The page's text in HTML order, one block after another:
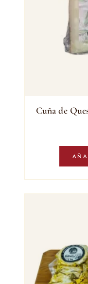
Cuña de